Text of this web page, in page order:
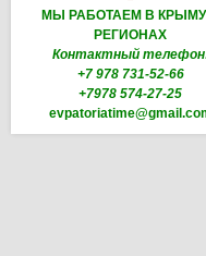
МЫ РАБОТАЕМ В
РЕГИОНАХ
Контактный
+7 978 731-52-66
+7978 574-27-25